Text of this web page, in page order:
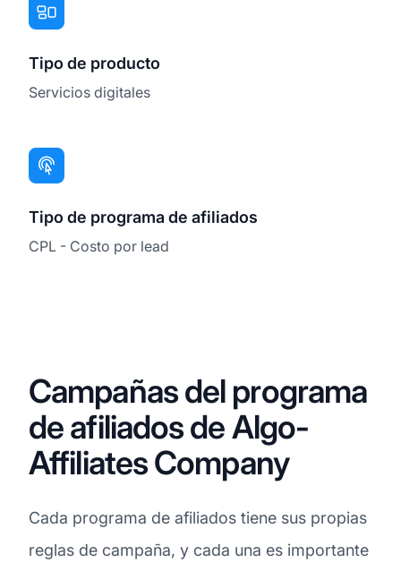
Tipo de producto
Servicios digitales
Tipo de programa de afiliados
CPL - Costo por lead
Campañas del programa
de afiliados de Algo-
Affiliates Company
Cada programa de afiliados tiene sus propias
reglas de campaña, y cada una es importante